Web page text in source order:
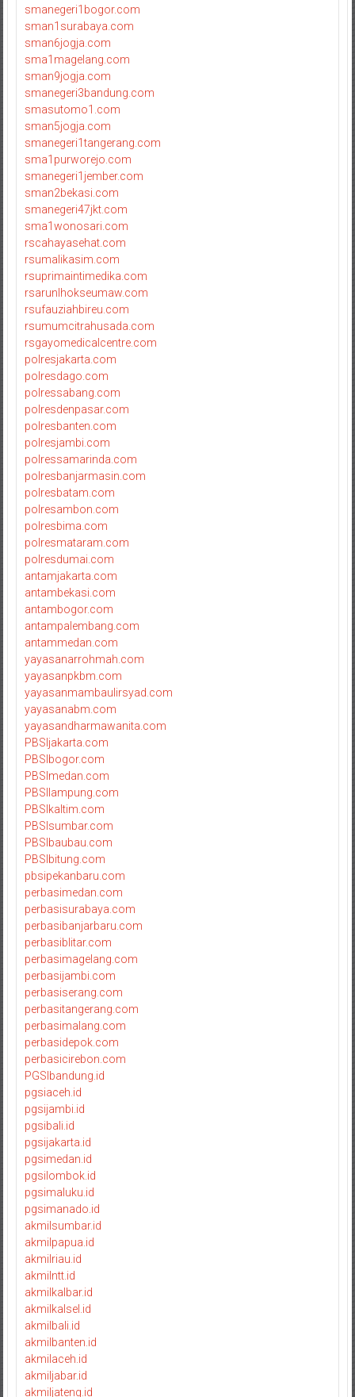
smanegeri1bogor.com
sman1surabaya.com
sman6jogja.com
sma1magelang.com
sman9jogja.com
smanegeri3bandung.com
smasutomo1.com
sman5jogja.com
smanegeri1tangerang.com
sma1purworejo.com
smanegeri1jember.com
sman2bekasi.com
smanegeri47jkt.com
sma1wonosari.com
rscahayasehat.com
rsumalikasim.com
rsuprimaintimedika.com
rsarunlhokseumaw.com
rsufauziahbireu.com
rsumumcitrahusada.com
rsgayomedicalcentre.com
polresjakarta.com
polresdago.com
polressabang.com
polresdenpasar.com
polresbanten.com
polresjambi.com
polressamarinda.com
polresbanjarmasin.com
polresbatam.com
polresambon.com
polresbima.com
polresmataram.com
polresdumai.com
antamjakarta.com
antambekasi.com
antambogor.com
antampalembang.com
antammedan.com
yayasanarrohmah.com
yayasanpkbm.com
yayasanmambaulirsyad.com
yayasanabm.com
yayasandharmawanita.com
PBSIjakarta.com
PBSIbogor.com
PBSImedan.com
PBSIlampung.com
PBSIkaltim.com
PBSIsumbar.com
PBSIbaubau.com
PBSIbitung.com
pbsipekanbaru.com
perbasimedan.com
perbasisurabaya.com
perbasibanjarbaru.com
perbasiblitar.com
perbasimagelang.com
perbasijambi.com
perbasiserang.com
perbasitangerang.com
perbasimalang.com
perbasidepok.com
perbasicirebon.com
PGSIbandung.id
pgsiaceh.id
pgsijambi.id
pgsibali.id
pgsijakarta.id
pgsimedan.id
pgsilombok.id
pgsimaluku.id
pgsimanado.id
akmilsumbar.id
akmilpapua.id
akmilriau.id
akmilntt.id
akmilkalbar.id
akmilkalsel.id
akmilbali.id
akmilbanten.id
akmilaceh.id
akmiljabar.id
akmiljateng.id